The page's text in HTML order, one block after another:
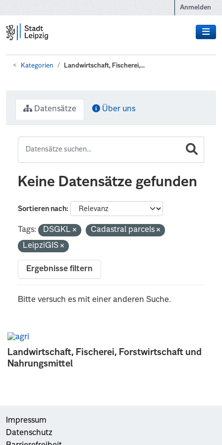
Anmelden
Kategorien Landwirtschaft, Fischerei,...
Landwirtschaft, Fischerei, Forstwirtschaft und
Nahrungsmittel
Datensätze Über uns
Keine Datensätze gefunden
Sortieren nach
Tags: DSGKL
Cadastral parcels
LeipziGIS
Ergebnisse filtern
Bitte versuch es mit einer anderen Suche.
Impressum
Datenschutz